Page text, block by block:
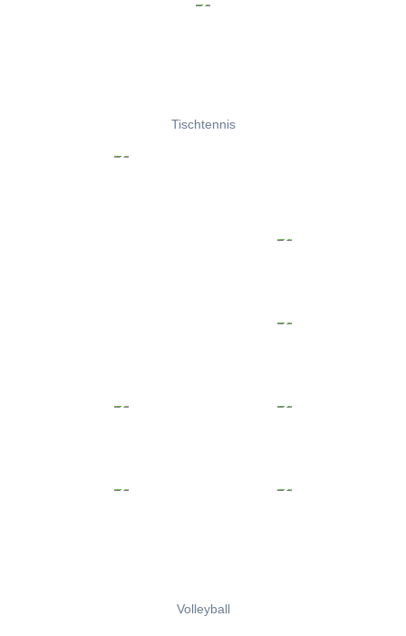
Tischtennis
Volleyball